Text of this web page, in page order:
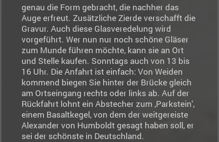
genau die Form gebracht, die nachher das
Auge erfreut. Zusätzliche Zierde verschafft die
Gravur. Auch diese Glasveredelung wird
vorgeführt. Wer nun nur noch schöne Gläser
zum Munde führen möchte, kann sie an Ort
und Stelle kaufen. Sonntags auch von 13 bis
16 Uhr. Die Anfahrt ist einfach: Von Weiden
kommend biegen Sie hinter der Brücke gleich
am Ortseingang rechts oder links ab. Auf der
Rückfahrt lohnt ein Abstecher zum ,Parkstein',
einem Basaltkegel, von dem der weitgereiste
Alexander von Humboldt gesagt haben soll, er
sei der schönste in Deutschland.